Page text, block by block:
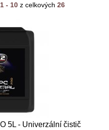
1 - 10 z celkových 26
5L - Univerzální čistič